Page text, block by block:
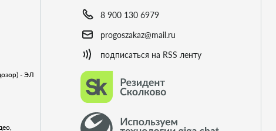
- ЭЛ
8 900 130 6979
progoszakaz@mail.ru
подписаться на RSS ленту